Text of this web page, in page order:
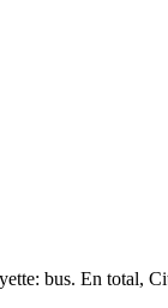
bus. En total,